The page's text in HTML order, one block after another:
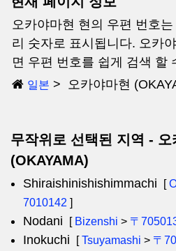
오카야마현 현의 우편 번호
리 숫자로 표시됩니다. 오카
면 우편 번호를 쉽게 검색 할
일본 오카야마현
무작위로 선택된 지역 - 오
(OKAYAMA)
Shiraishinishishimmachi [
7010142 ]
Nodani [ Bizenshi > 〒
Inokuchi [Tsuyamashi > 〒